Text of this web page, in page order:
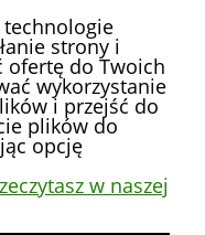
strony i
ofertę do Twoich
wykorzystanie
i przejść do
plików do
opcję
w naszej